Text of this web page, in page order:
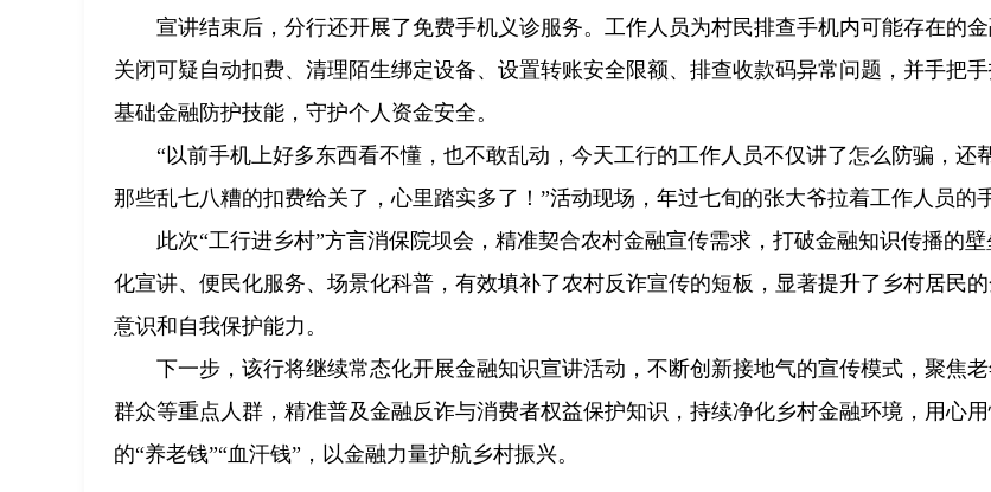
宣讲结束后，分行还开展了免费手机义诊服务。工作人员为村民排查手机内可能存在的
关闭可疑自动扣费、清理陌生绑定设备、设置转账安全限额、排查收款码异常问题，并手把
基础金融防护技能，守护个人资金安全。
“以前手机上好多东西看不懂，也不敢乱动，今天工行的工作人员不仅讲了怎么防骗，还
那些乱七八糟的扣费给关了，心里踏实多了！”活动现场，年过七旬的张大爷拉着工作人员的
此次“工行进乡村”方言消保院坝会，精准契合农村金融宣传需求，打破金融知识传播的
化宣讲、便民化服务、场景化科普，有效填补了农村反诈宣传的短板，显著提升了乡村居民
意识和自我保护能力。
下一步，该行将继续常态化开展金融知识宣讲活动，不断创新接地气的宣传模式，聚焦
群众等重点人群，精准普及金融反诈与消费者权益保护知识，持续净化乡村金融环境，用心
的“养老钱”“血汗钱”，以金融力量护航乡村振兴。